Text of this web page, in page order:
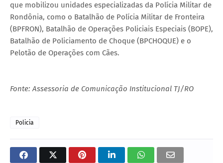
que mobilizou unidades especializadas da Polícia Militar de
Rondônia, como o Batalhão de Polícia Militar de Fronteira
(BPFRON), Batalhão de Operações Policiais Especiais (BOPE),
Batalhão de Policiamento de Choque (BPCHOQUE) e o
Pelotão de Operações com Cães.
Fonte: Assessoria de Comunicação Institucional TJ/RO
Policia